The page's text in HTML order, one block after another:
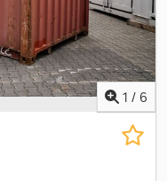
1 / 6